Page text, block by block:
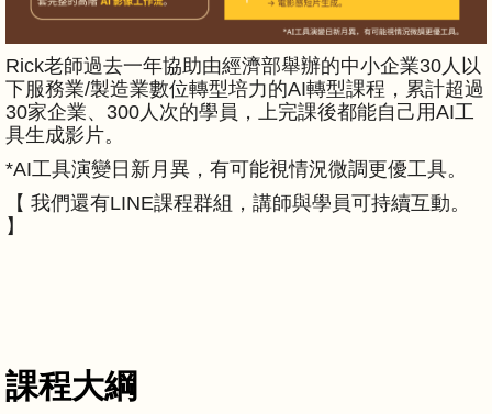
Rick老師過去一年協助由經濟部舉辦的中小企業30人以
下服務業/製造業數位轉型培力的AI轉型課程，累計超過
30家企業、300人次的學員，上完課後都能自己用AI工
具生成影片。
*AI工具演變日新月異，有可能視情況微調更優工具。
【 我們還有LINE課程群組，講師與學員可持續互動。
】
課程大綱